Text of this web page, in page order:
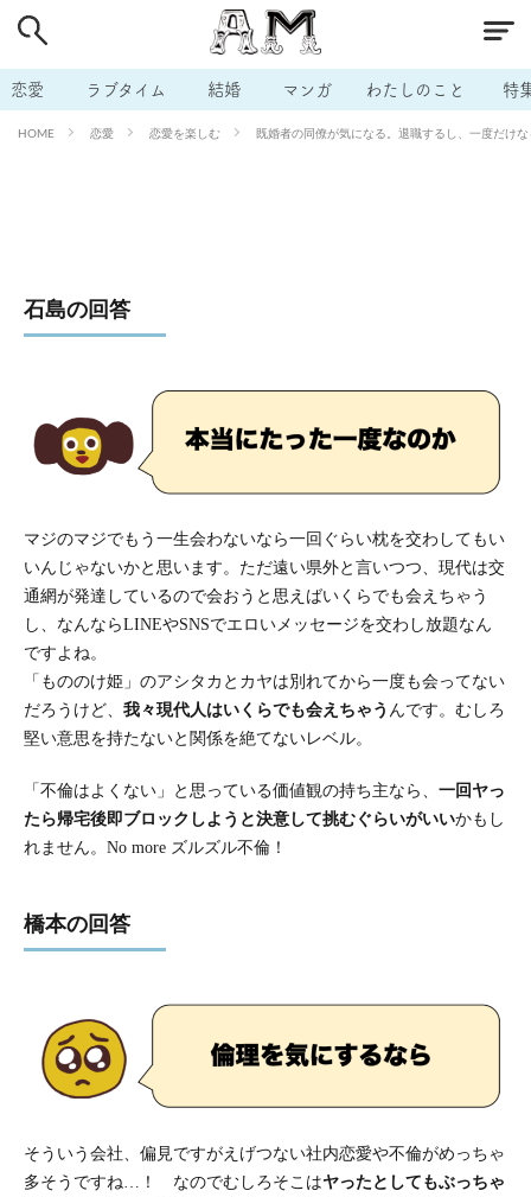
恋愛 ラブタイム 結婚 マンガ わたしのこと 特
HOME 恋愛 恋愛を楽しむ 既婚者の同僚が気になる。退職するし、一度だけ
石島の回答
マジのマジでもう一生会わないなら一回ぐらい枕を交わしてもい
いんじゃないかと思います。ただ遠い県外と言いつつ、現代は交
通網が発達しているので会おうと思えばいくらでも会えちゃう
し、なんならLINEやSNSでエロいメッセージを交わし放題なん
ですよね。
「もののけ姫」のアシタカとカヤは別れてから一度も会ってない
だろうけど、 我々現代人はいくらでも会えちゃう んです。むしろ
堅い意思を持たないと関係を絶てないレベル。
「不倫はよくない」と思っている価値観の持ち主なら、 一回ヤっ
たら帰宅後即ブロックしようと決意して挑むぐらいがいいかもし
れません。No more ズルズル不倫！
橋本の回答
そういう会社、偏見ですがえげつない社内恋愛や不倫がめっちゃ
多そうですね…！ なのでむしろそこはヤったとしてもぶっちゃ
# 男の本音 # セフレ
# 不倫 # 出会う方法 # マッチングアプリ
# ラブグッズ # 体の相性 # イケない